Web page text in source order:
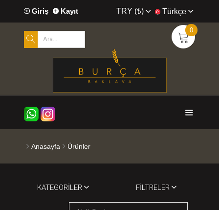
Giriş Kayıt TRY (₺) Türkçe
0
Anasayfa Ürünler
KATEGORILER FILTRELER